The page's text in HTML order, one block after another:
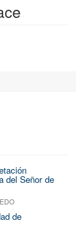
del Señor de
de